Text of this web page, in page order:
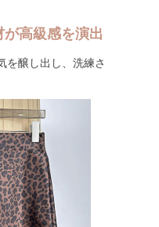
高級感を演出
を醸し出し、洗練さ